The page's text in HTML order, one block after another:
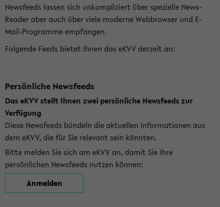
Newsfeeds lassen sich unkompliziert über spezielle News-
Reader aber auch über viele moderne Webbrowser und E-
Mail-Programme empfangen.
Folgende Feeds bietet Ihnen das eKVV derzeit an:
Persönliche Newsfeeds
Das eKVV stellt Ihnen zwei persönliche Newsfeeds zur
Verfügung
Diese Newsfeeds bündeln die aktuellen Informationen aus
dem eKVV, die für Sie relevant sein könnten.
Bitte melden Sie sich am eKVV an, damit Sie Ihre
persönlichen Newsfeeds nutzen können:
Anmelden